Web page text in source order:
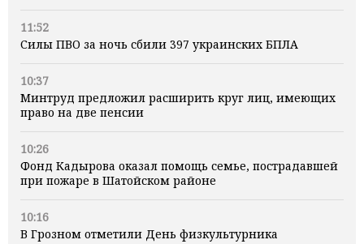
11:52
Силы ПВО за ночь сбили 397 украинских БПЛА
10:37
Минтруд предложил расширить круг лиц, имеющих
право на две пенсии
10:26
Фонд Кадырова оказал помощь семье, пострадавшей
при пожаре в Шатойском районе
10:16
В Грозном отметили День физкультурника